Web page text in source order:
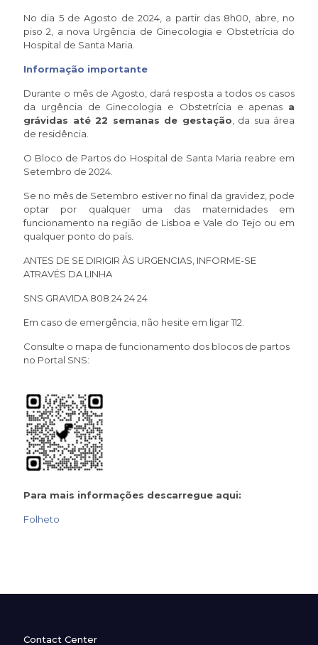
No dia 5 de Agosto de 2024, a partir das 8h00, abre, no
piso 2, a nova Urgência de Ginecologia e Obstetrícia do
Hospital de Santa Maria.
Informação importante
Durante o mês de Agosto, dará resposta a todos os casos
da urgência de Ginecologia e Obstetrícia e apenas a
grávidas até 22 semanas de gestação , da sua área
de residência.
O Bloco de Partos do Hospital de Santa Maria reabre em
Setembro de 2024.
Se no mês de Setembro estiver no final da gravidez, pode
optar por qualquer uma das maternidades em
funcionamento na região de Lisboa e Vale do Tejo ou em
qualquer ponto do país.
ANTES DE SE DIRIGIR ÀS URGENCIAS, INFORME-SE
ATRAVÉS DA LINHA
SNS GRAVIDA 808 24 24 24
Em caso de emergência, não hesite em ligar 112.
Consulte o mapa de funcionamento dos blocos de partos
no Portal SNS:
Para mais informações descarregue aqui:
Folheto
Contact Center